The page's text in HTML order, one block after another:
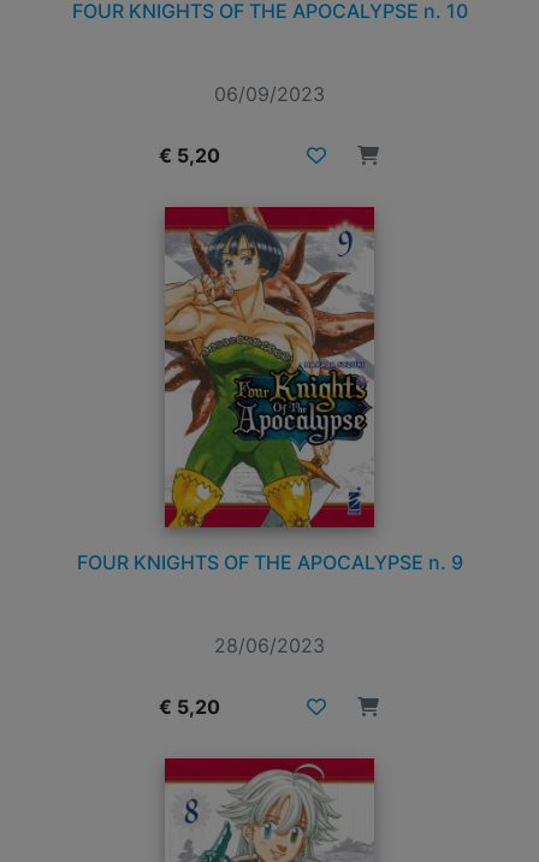
FOUR KNIGHTS OF THE APOCALYPSE n. 10
06/09/2023
€ 5,20
FOUR KNIGHTS OF THE APOCALYPSE n. 9
28/06/2023
€ 5,20